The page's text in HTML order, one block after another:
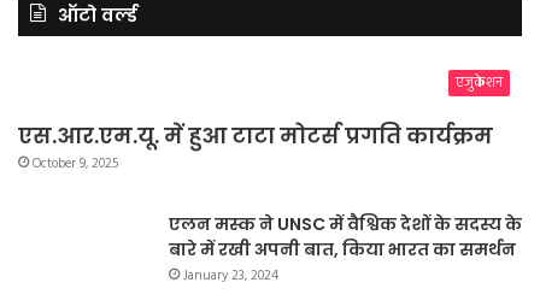
ऑटो वर्ल्ड
एजुकेशन
एस.आर.एम.यू. में हुआ टाटा मोटर्स प्रगति कार्यक्रम
October 9, 2025
एलन मस्क ने UNSC में वैश्विक देशों के सदस्य के
बारे में रखी अपनी बात, किया भारत का समर्थन
January 23, 2024